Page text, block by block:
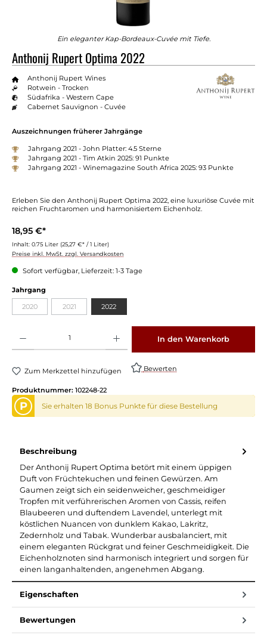
Ein eleganter Kap-Bordeaux-Cuvée mit Tiefe.
Anthonij Rupert Optima 2022
Anthonij Rupert Wines
Rotwein - Trocken
Südafrika - Western Cape
Cabernet Sauvignon - Cuvée
Auszeichnungen früherer Jahrgänge
Jahrgang 2021 - John Platter: 4.5 Sterne
Jahrgang 2021 - Tim Atkin 2025: 91 Punkte
Jahrgang 2021 - Winemagazine South Africa 2025: 93 Punkte
Erleben Sie den Anthonij Rupert Optima 2022, eine luxuriöse Cuvée mit
reichen Fruchtaromen und harmonisiertem Eichenholz.
18,95 €*
Inhalt: 0.75 Liter (25,27 €* / 1 Liter)
Preise inkl. MwSt. zzgl. Versandkosten
Sofort verfügbar, Lieferzeit: 1-3 Tage
Jahrgang
2020(Diese Option ist zurzeit nicht verfügbar.)
2021(Diese Option ist zurzeit nicht verfügbar.)
2022
In den Warenkorb
Zum Merkzettel hinzufügen Bewerten
Produktnummer: 102248-22
P Sie erhalten 18 Bonus Punkte für diese Bestellung
Beschreibung
Der Anthonij Rupert Optima betört mit einem üppigen
Duft von Früchtekuchen und feinen Gewürzen. Am
Gaumen zeigt sich ein seidenweicher, geschmeidiger
Tropfen mit verführerischen Aromen von Cassis, reifen
Blaubeeren und duftendem Lavendel, unterlegt mit
köstlichen Nuancen von dunklem Kakao, Lakritz,
Zedernholz und Tabak. Wunderbar ausbalanciert, mit
einem eleganten Rückgrat und feiner Geschmeidigkeit. Die
Eichenholznoten sind harmonisch integriert und sorgen für
einen langanhaltenden, angenehmen Abgang.
Eigenschaften
Bewertungen